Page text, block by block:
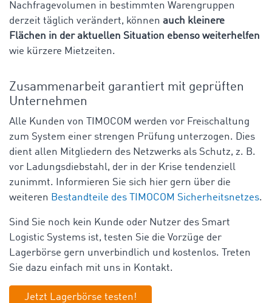
Nachfragevolumen in bestimmten Warengruppen
derzeit täglich verändert, können auch kleinere
Flächen in der aktuellen Situation ebenso weiterhelfen
wie kürzere Mietzeiten.
Zusammenarbeit garantiert mit geprüften
Unternehmen
Alle Kunden von TIMOCOM werden vor Freischaltung
zum System einer strengen Prüfung unterzogen. Dies
dient allen Mitgliedern des Netzwerks als Schutz, z. B.
vor Ladungsdiebstahl, der in der Krise tendenziell
zunimmt. Informieren Sie sich hier gern über die
weiteren Bestandteile des TIMOCOM Sicherheitsnetzes.
Sind Sie noch kein Kunde oder Nutzer des Smart
Logistic Systems ist, testen Sie die Vorzüge der
Lagerbörse gern unverbindlich und kostenlos. Treten
Sie dazu einfach mit uns in Kontakt.
Jetzt Lagerbörse testen!